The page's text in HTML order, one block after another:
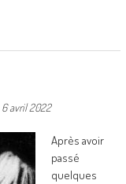
6 avril 2022
Après avoir
passé
quelques